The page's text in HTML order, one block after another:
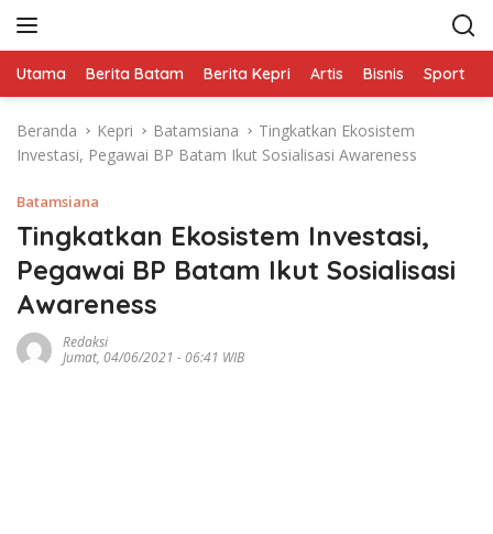
Utama Berita Batam Berita Kepri Artis Bisnis Sport
Beranda Kepri Batamsiana
Tingkatkan Ekosistem
Investasi, Pegawai BP Batam Ikut Sosialisasi Awareness
Batamsiana
Tingkatkan Ekosistem Investasi,
Pegawai BP Batam Ikut Sosialisasi
Awareness
Redaksi
Jumat, 04/06/2021 - 06:41 WIB